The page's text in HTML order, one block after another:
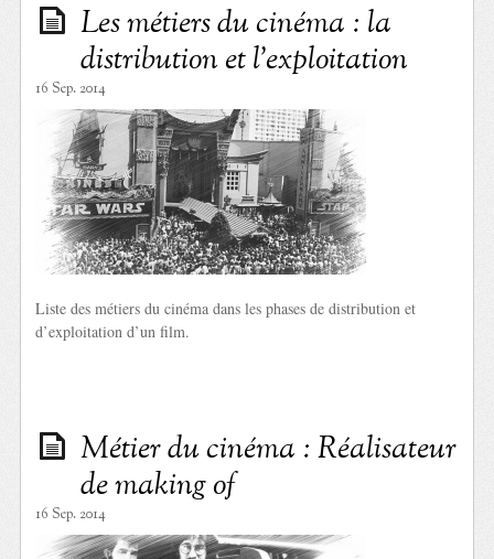
Les métiers du cinéma : la
distribution et l’exploitation
16 Sep. 2014
Liste des métiers du cinéma dans les phases de distribution et
d’exploitation d’un film.
Métier du cinéma : Réalisateur
de making of
16 Sep. 2014